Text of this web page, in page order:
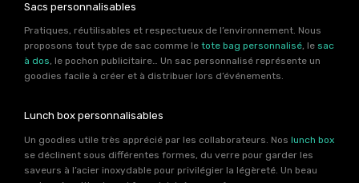
Sacs personnalisables
Pratiques, réutilisables et respectueux de l’environnement. Nous
proposons tout type de sac comme le tote bag personnalisé, le sac
à dos, le pochon publicitaire… Un sac personnalisé représente un
goodies facile à créer et à distribuer lors d’événements.
Lunch box personnalisables
Un goodies utile très apprécié par les collaborateurs. Nos lunch box
se déclinent sous différentes formes, du verre pour garder les
saveurs à l’acier inoxydable pour privilégier la légèreté. Un beau